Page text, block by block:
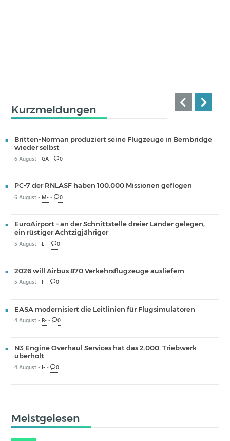
Kurzmeldungen
Britten-Norman produziert seine Flugzeuge in Bembridge
wieder selbst
6 August -GA- 0
PC-7 der RNLASF haben 100.000 Missionen geflogen
6 August -M-- 0
EuroAirport – an der Schnittstelle dreier Länder gelegen,
ein rüstiger Achtzigjähriger
5 August -L-- 0
2026 will Airbus 870 Verkehrsflugzeuge ausliefern
5 August - I-- 0
EASA modernisiert die Leitlinien für Flugsimulatoren
4 August -B-- 0
N3 Engine Overhaul Services hat das 2.000. Triebwerk
überholt
4 August - I-- 0
Meistgelesen